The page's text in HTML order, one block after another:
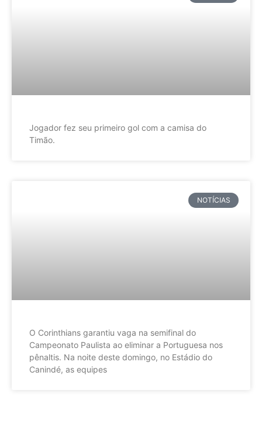
Jogador fez seu primeiro gol com a camisa do
Timão.
NOTÍCIAS
O Corinthians garantiu vaga na semifinal do
Campeonato Paulista ao eliminar a Portuguesa nos
pênaltis. Na noite deste domingo, no Estádio do
Canindé, as equipes